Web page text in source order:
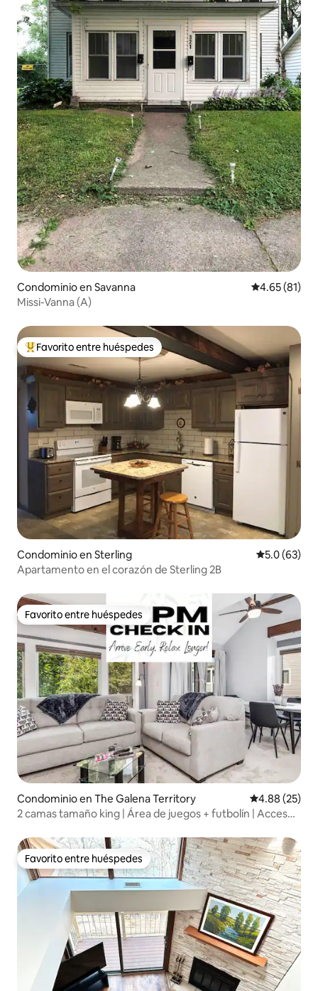
Condominio en Savanna Calificación
4.65 (81)
Missi-Vanna (A)
De los mejores en Favorito entre huéspedes
Favorito entre huéspedes
Condominio en Sterling Calificación
5.0 (63)
Apartamento en el corazón de Sterling 2B
Favorito entre huéspedes
Favorito entre huéspedes
Condominio en The Galena Territory Calificación
4.88 (25)
2 camas tamaño king | Área de juegos + futbolín | Acceso
Favorito entre huéspedes
Favorito entre huéspedes